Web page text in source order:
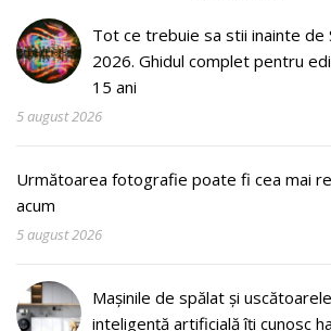
Tot ce trebuie sa stii inainte de
2026. Ghidul complet pentru
15 ani
5 august 2026
Următoarea fotografie poate fi cea mai
acum
5 august 2026
Mașinile de spălat și
inteligență artificială îți cunosc